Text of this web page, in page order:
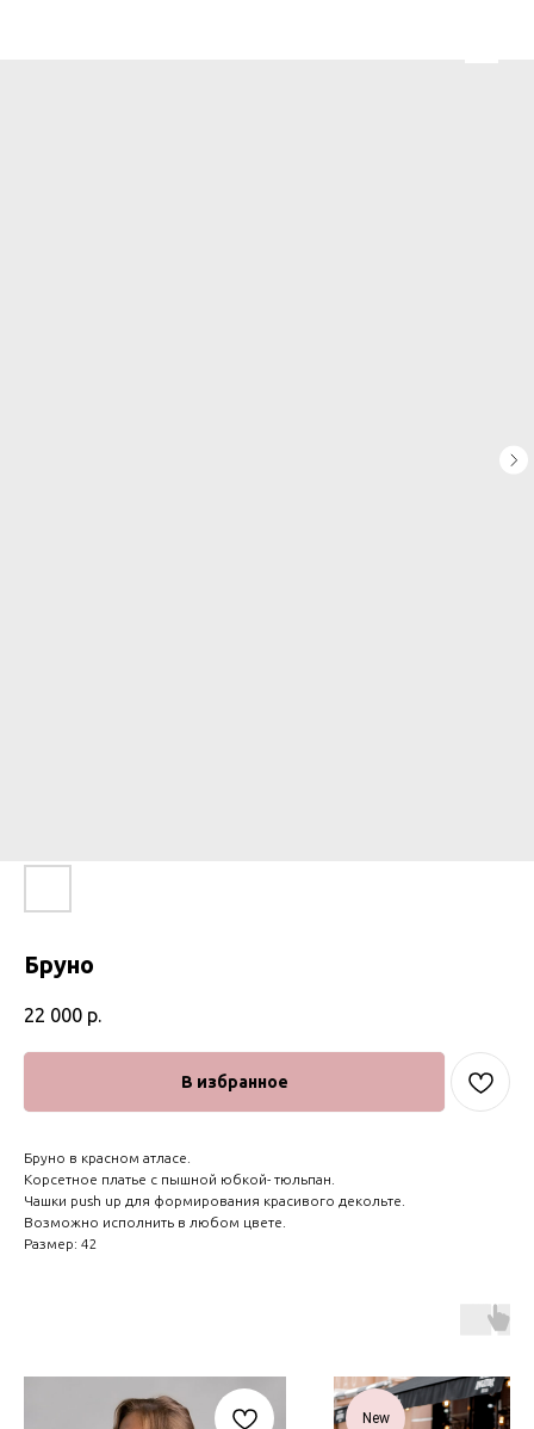
Бруно
22 000 р.
В избранное
Бруно в красном атласе.
Корсетное платье с пышной юбкой- тюльпан.
Чашки push up для формирования красивого декольте.
Возможно исполнить в любом цвете.
Размер: 42
New